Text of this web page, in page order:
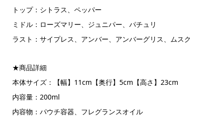
トップ：シトラス、ペッパー
ミドル：ローズマリー、ジュニパー、パチュリ
ラスト：サイプレス、アンバー、アンバーグリス、ムスク
★商品詳細
本体サイズ：【幅】11cm【奥行】5cm【高さ】23cm
内容量：200ml
内容物：パウチ容器、フレグランスオイル